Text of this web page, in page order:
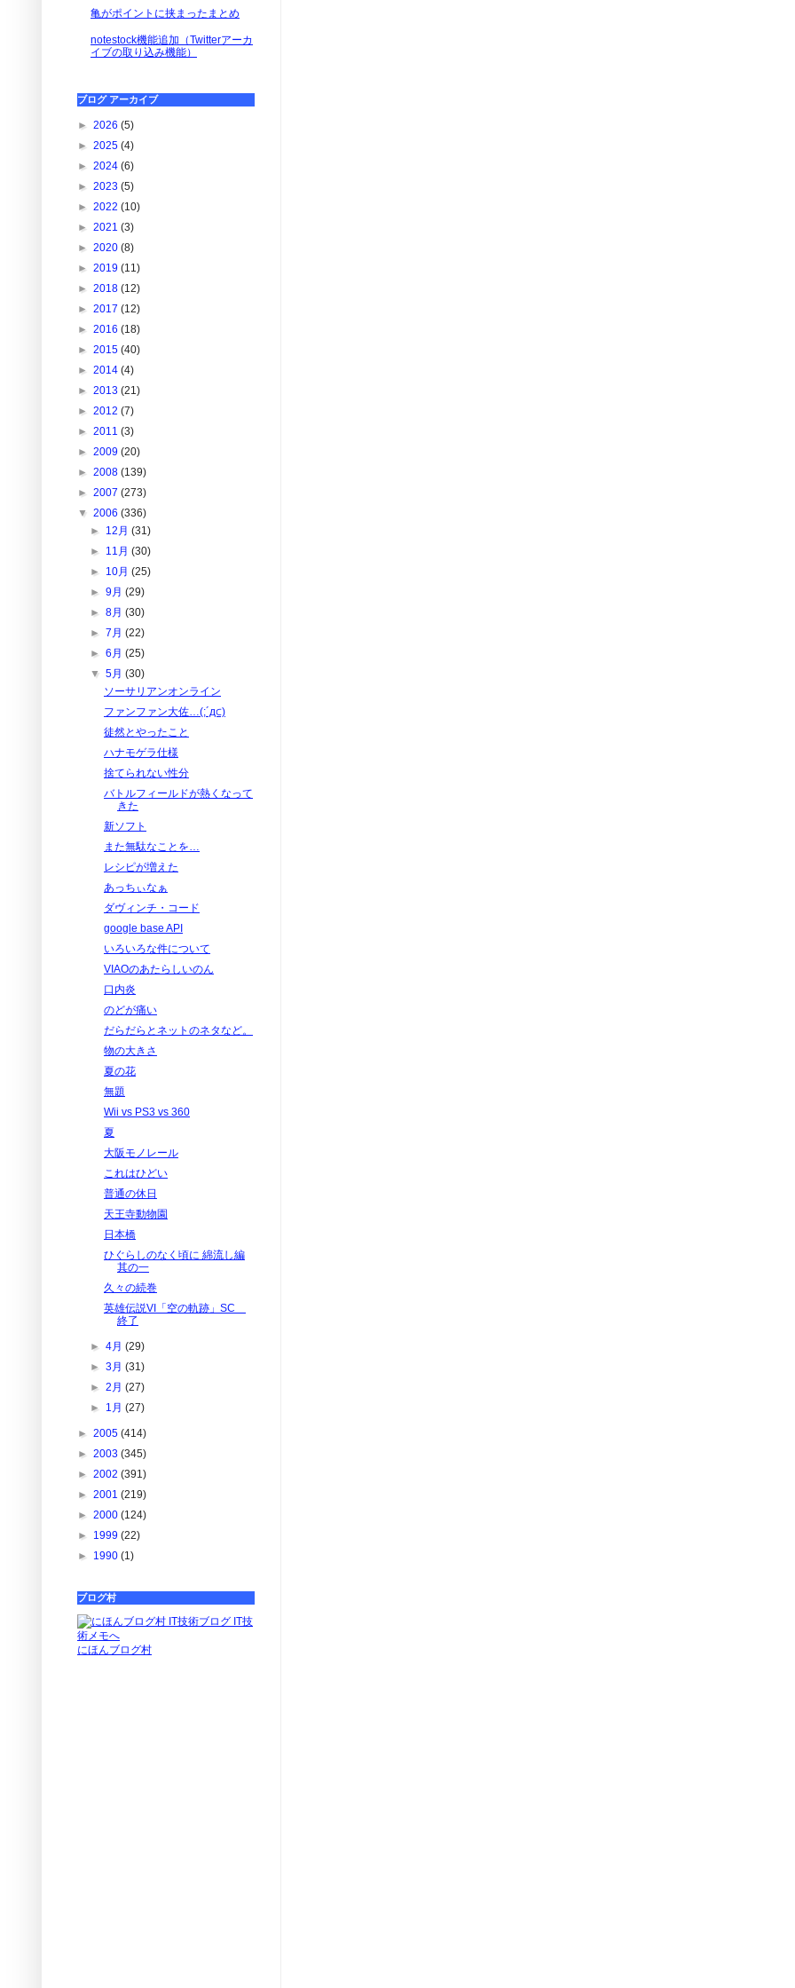
亀がポイントに挟まったまとめ
notestock機能追加（Twitterアーカ
イブの取り込み機能）
ブログ アーカイブ
► 2026 (5)
► 2025 (4)
► 2024 (6)
► 2023 (5)
► 2022 (10)
► 2021 (3)
► 2020 (8)
► 2019 (11)
► 2018 (12)
► 2017 (12)
► 2016 (18)
► 2015 (40)
► 2014 (4)
► 2013 (21)
► 2012 (7)
► 2011 (3)
► 2009 (20)
► 2008 (139)
► 2007 (273)
▼ 2006 (336)
► 12月(31)
► 11月(30)
► 10月(25)
►9月(29)
►8月(30)
►7月(22)
►6月(25)
▼5月(30)
ソーサリアンオンライン
ファンファン大佐…(;´д⊂)
徒然とやったこと
ハナモゲラ仕様
捨てられない性分
バトルフィールドが熱くなって
きた
新ソフト
また無駄なことを…
レシピが増えた
あっちぃなぁ
ダヴィンチ・コード
google base API
いろいろな件について
VIAOのあたらしいのん
口内炎
のどが痛い
だらだらとネットのネタなど。
物の大きさ
夏の花
無題
Wii vs PS3 vs 360
夏
大阪モノレール
これはひどい
普通の休日
天王寺動物園
日本橋
ひぐらしのなく頃に 綿流し編
其の一
久々の続巻
英雄伝説VI「空の軌跡」SC
終了
►4月(29)
►3月(31)
►2月(27)
► 1月(27)
► 2005 (414)
► 2003 (345)
► 2002 (391)
► 2001 (219)
► 2000 (124)
► 1999 (22)
► 1990 (1)
ブログ村
にほんブログ村